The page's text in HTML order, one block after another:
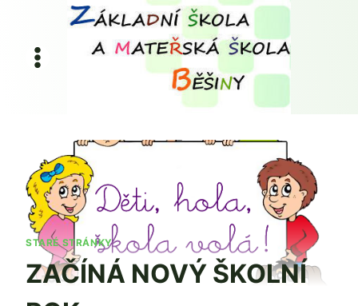
obsah
STARÉ STRÁNKY
ZAČÍNÁ NOVÝ ŠKOLNÍ